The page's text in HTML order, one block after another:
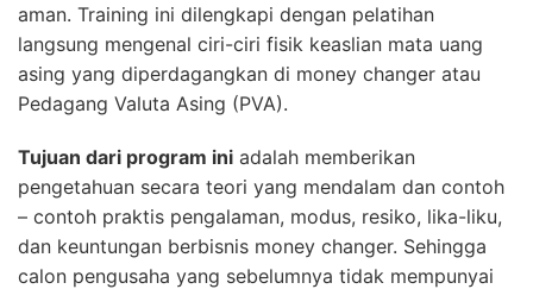
aman. Training ini dilengkapi dengan pelatihan
langsung mengenal ciri-ciri fisik keaslian mata uang
asing yang diperdagangkan di money changer atau
Pedagang Valuta Asing (PVA).
Tujuan dari program ini adalah memberikan
pengetahuan secara teori yang mendalam dan contoh
– contoh praktis pengalaman, modus, resiko, lika-liku,
dan keuntungan berbisnis money changer. Sehingga
calon pengusaha yang sebelumnya tidak mempunyai